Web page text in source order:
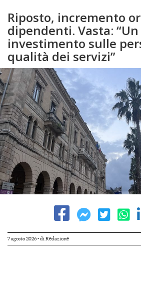
Riposto, incremento
dipendenti. Vasta: “Un
investimento sulle
qualità dei servizi”
7 agosto 2026- di Redazione